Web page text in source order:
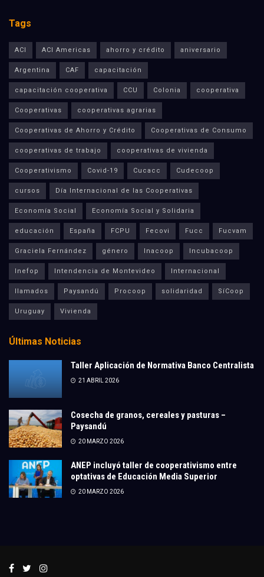
Tags
ACI ACI Americas ahorro y crédito aniversario
Argentina CAF capacitación
capacitación cooperativa CCU Colonia cooperativa
Cooperativas cooperativas agrarias
Cooperativas de Ahorro y Crédito Cooperativas de Consumo
cooperativas de trabajo cooperativas de vivienda
Cooperativismo Covid-19 Cucacc Cudecoop
cursos Día Internacional de las Cooperativas
Economía Social Economía Social y Solidaria
educación España FCPU Fecovi Fucc Fucvam
Graciela Fernández género Inacoop Incubacoop
Inefop Intendencia de Montevideo Internacional
llamados Paysandú Procoop solidaridad SíCoop
Uruguay Vivienda
Últimas Noticias
Taller Aplicación de Normativa Banco Centralista
21 ABRIL 2026
Cosecha de granos, cereales y pasturas –
Paysandú
20 MARZO 2026
ANEP incluyó taller de cooperativismo entre
optativas de Educación Media Superior
20 MARZO 2026